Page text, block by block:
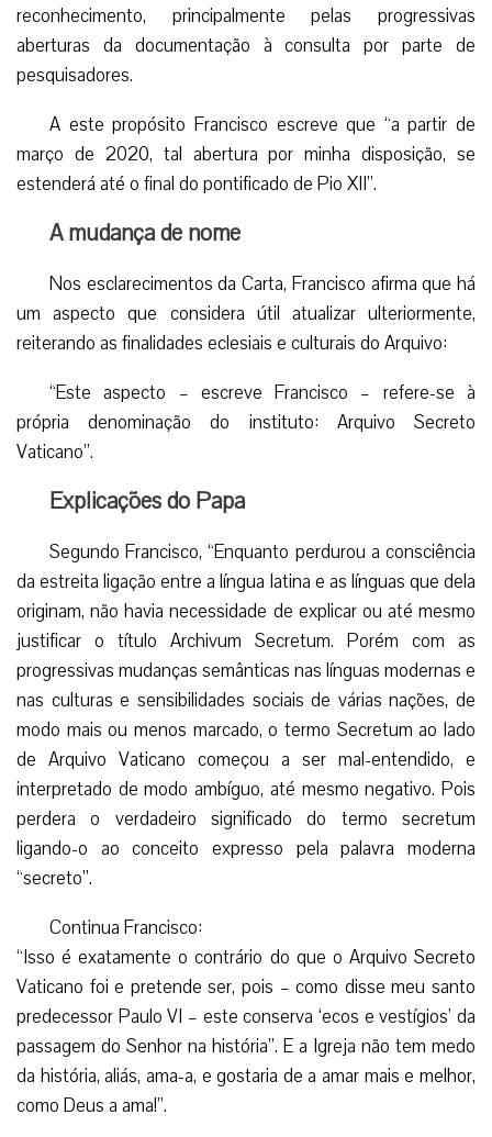
reconhecimento, principalmente pelas progressivas
aberturas da documentação à consulta por parte de
pesquisadores.
A este propósito Francisco escreve que “a partir de
março de 2020, tal abertura por minha disposição, se
estenderá até o final do pontificado de Pio XII”.
A mudança de nome
Nos esclarecimentos da Carta, Francisco afirma que há
um aspecto que considera útil atualizar ulteriormente,
reiterando as finalidades eclesiais e culturais do Arquivo:
“Este aspecto – escreve Francisco – refere-se à
própria denominação do instituto: Arquivo Secreto
Vaticano”.
Explicações do Papa
Segundo Francisco, “Enquanto perdurou a consciência
da estreita ligação entre a língua latina e as línguas que dela
originam, não havia necessidade de explicar ou até mesmo
justificar o título Archivum Secretum. Porém com as
progressivas mudanças semânticas nas línguas modernas e
nas culturas e sensibilidades sociais de várias nações, de
modo mais ou menos marcado, o termo Secretum ao lado
de Arquivo Vaticano começou a ser mal-entendido, e
interpretado de modo ambíguo, até mesmo negativo. Pois
perdera o verdadeiro significado do termo secretum
ligando-o ao conceito expresso pela palavra moderna
“secreto”.
Continua Francisco:
“Isso é exatamente o contrário do que o Arquivo Secreto
Vaticano foi e pretende ser, pois – como disse meu santo
predecessor Paulo VI – este conserva ‘ecos e vestígios’ da
passagem do Senhor na história”. E a Igreja não tem medo
da história, aliás, ama-a, e gostaria de a amar mais e melhor,
como Deus a ama!”.